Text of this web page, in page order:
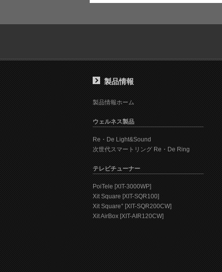
製品情報
製品情報ホーム
ウェルネス製品
Re・De Light&Sound
次世代スマートリング Re・De Ring
テレビチューナー
PoiTele [XIT-3000WP]
Xit Square [XIT-SQR100]
Xit Square+ [XIT-SQR200CW]
Xit AirBox [XIT-AIR120CW]